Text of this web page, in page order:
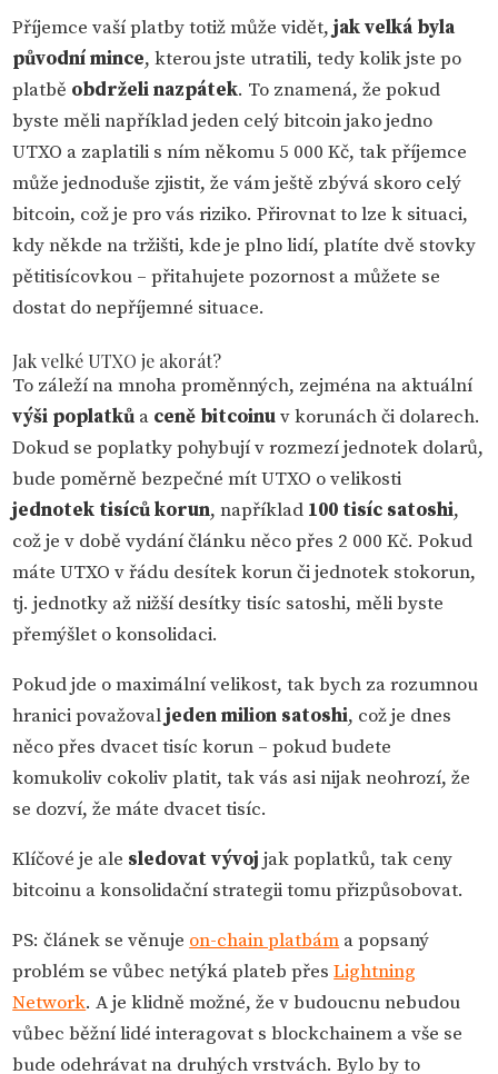
Příjemce vaší platby totiž může vidět,jak velká byla
původní mince, kterou jste utratili, tedy kolik jste po
platbě obdrželi nazpátek. To znamená, že pokud
byste měli například jeden celý bitcoin jako jedno
UTXO a zaplatili s ním někomu 5 000 Kč, tak příjemce
může jednoduše zjistit, že vám ještě zbývá skoro celý
bitcoin, což je pro vás riziko. Přirovnat to lze k situaci,
kdy někde na tržišti, kde je plno lidí, platíte dvě stovky
pětitisícovkou – přitahujete pozornost a můžete se
dostat do nepříjemné situace.
Jak velké UTXO je akorát?
To záleží na mnoha proměnných, zejména na aktuální
výši poplatků a ceně bitcoinuv korunách či dolarech.
Dokud se poplatky pohybují v rozmezí jednotek dolarů,
bude poměrně bezpečné mít UTXO o velikosti
jednotek tisíců korun, například 100 tisíc satoshi,
což je v době vydání článku něco přes 2 000 Kč. Pokud
máte UTXO v řádu desítek korun či jednotek stokorun,
tj. jednotky až nižší desítky tisíc satoshi, měli byste
přemýšlet o konsolidaci.
Pokud jde o maximální velikost, tak bych za rozumnou
hranici považovaljeden milion satoshi, což je dnes
něco přes dvacet tisíc korun – pokud budete
komukoliv cokoliv platit, tak vás asi nijak neohrozí, že
se dozví, že máte dvacet tisíc.
Klíčové je ale sledovat vývoj jak poplatků, tak ceny
bitcoinu a konsolidační strategii tomu přizpůsobovat.
PS: článek se věnuje on-chain platbám a popsaný
problém se vůbec netýká plateb přesLightning
Network. A je klidně možné, že v budoucnu nebudou
vůbec běžní lidé interagovat s blockchainem a vše se
bude odehrávat na druhých vrstvách. Bylo by to